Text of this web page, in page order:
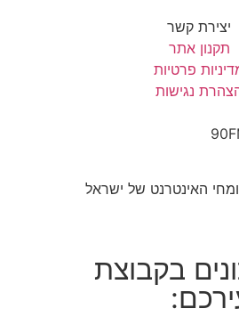
יצירת קשר
תקנון אתר
פרטיות
נגישות
האינטרנט של ישראל
בקבוצת